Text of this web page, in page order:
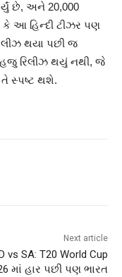
છે, અને 20,000
કે આ હિન્દી ટીઝર પણ
થયા પછી જ
રિલીઝ થયું નથી, જે
સ્પષ્ટ થશે.
Next article
vs SA: T20 World Cup
માં હાર પછી પણ ભારત